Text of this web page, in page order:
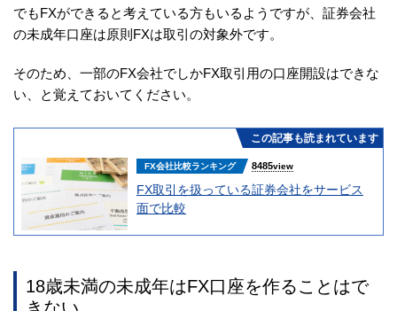
でもFXができると考えている方もいるようですが、証券会社
の未成年口座は原則FXは取引の対象外です。
そのため、一部のFX会社でしかFX取引用の口座開設はできな
い、と覚えておいてください。
この記事も読まれています
FX会社比較ランキング 8485view
FX取引を扱っている証券会社をサービス
面で比較
18歳未満の未成年はFX口座を作ることはで